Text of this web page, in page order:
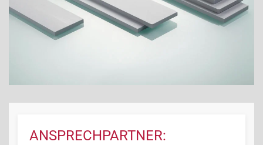
ANSPRECHPARTNER: